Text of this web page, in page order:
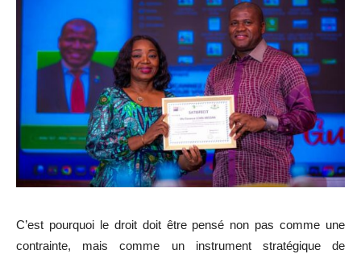
C’est pourquoi le droit doit être pensé non pas comme une
contrainte, mais comme un instrument stratégique de